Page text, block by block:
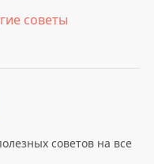
советы
советов на все